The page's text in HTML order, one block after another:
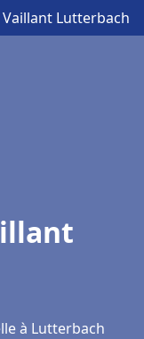
Lutterbach
à Lutterbach